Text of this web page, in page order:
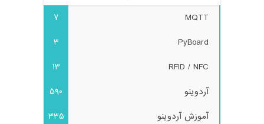
MQTT
7
PyBoard
3
RFID / NFC
13
آردوینو
590
آموزش آردوینو
335